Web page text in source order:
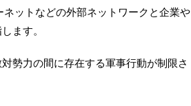
ットなどの外部ネットワークと企業や
ます。
勢力の間に存在する軍事行動が制限さ